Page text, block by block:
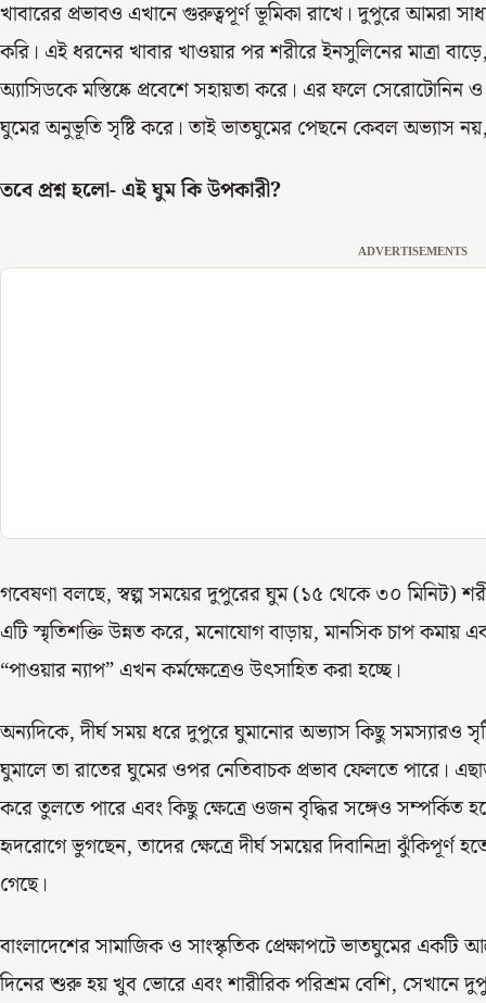
খাবারের প্রভাবও এখানে গুরুত্বপূর্ণ ভূমিকা রাখে। দুপুরে আমরা
করি। এই ধরনের খাবার খাওয়ার পর শরীরে ইনসুলিনের মাত্রা
অ্যাসিডকে মস্তিষ্কে প্রবেশে সহায়তা করে। এর ফলে সেরোটোনিন
ঘুমের অনুভূতি সৃষ্টি করে। তাই ভাতঘুমের পেছনে কেবল অভ্যাস
তবে প্রশ্ন হলো- এই ঘুম কি উপকারী?
ADVERTISEMENTS
গবেষণা বলছে, স্বল্প সময়ের দুপুরের ঘুম (১৫ থেকে ৩০ মিনিট)
এটি স্মৃতিশক্তি উন্নত করে, মনোযোগ বাড়ায়, মানসিক চাপ কমায়
“পাওয়ার ন্যাপ” এখন কর্মক্ষেত্রেও উৎসাহিত করা হচ্ছে।
অন্যদিকে, দীর্ঘ সময় ধরে দুপুরে ঘুমানোর অভ্যাস কিছু সমস্যারও
ঘুমালে তা রাতের ঘুমের ওপর নেতিবাচক প্রভাব ফেলতে পারে।
করে তুলতে পারে এবং কিছু ক্ষেত্রে ওজন বৃদ্ধির সঙ্গেও সম্পর্কিত
হৃদরোগে ভুগছেন, তাদের ক্ষেত্রে দীর্ঘ সময়ের দিবানিদ্রা ঝুঁকিপূর্ণ
গেছে।
বাংলাদেশের সামাজিক ও সাংস্কৃতিক প্রেক্ষাপটে ভাতঘুমের একটি
দিনের শুরু হয় খুব ভোরে এবং শারীরিক পরিশ্রম বেশি, সেখানে